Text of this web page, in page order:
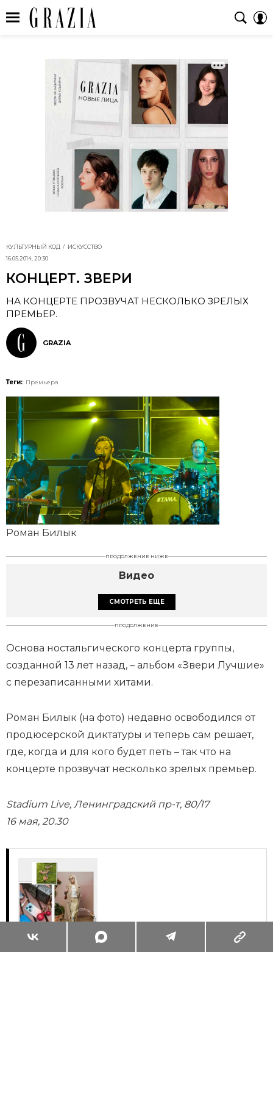
КУЛЬТУРНЫЙ КОД
ИСКУССТВО
16.05.2014, 20:30
КОНЦЕРТ. ЗВЕРИ
НА КОНЦЕРТЕ ПРОЗВУЧАТ НЕСКОЛЬКО ЗРЕЛЫХ
ПРЕМЬЕР.
GRAZIA
Теги: Премьера
Роман Билык
ПРОДОЛЖЕНИЕ НИЖЕ
Видео
СМОТРЕТЬ ЕЩЕ
ПРОДОЛЖЕНИЕ
Основа ностальгического концерта группы,
созданной 13 лет назад, – альбом «Звери Лучшие»
с перезаписанными хитами.
Роман Билык (на фото) недавно освободился от
продюсерской диктатуры и теперь сам решает,
где, когда и для кого будет петь – так что на
концерте прозвучат несколько зрелых премьер.
Stadium Live, Ленинградский пр-т, 80/17
16 мая, 20.30
Суперзум: главные моменты лета в